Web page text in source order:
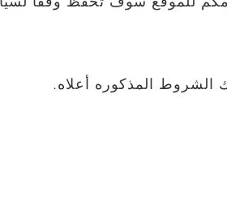
المذكوره أعلاه.